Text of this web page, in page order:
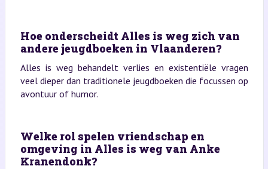
Hoe onderscheidt Alles is weg zich van
andere jeugdboeken in Vlaanderen?
Alles is weg behandelt verlies en existentiële vragen
veel dieper dan traditionele jeugdboeken die focussen op
avontuur of humor.
Welke rol spelen vriendschap en
omgeving in Alles is weg van Anke
Kranendonk?